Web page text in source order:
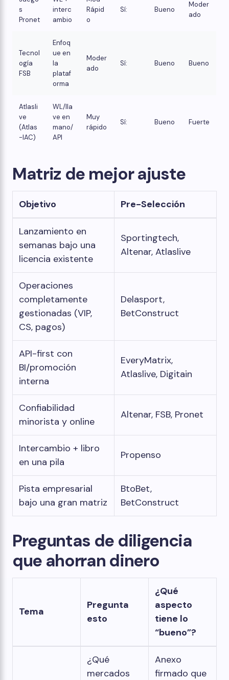
s
Pronet
interc
ambio
Rápid
o
Sí: Bueno
Moder
ado
Tecnol
ogía
FSB
Enfoq
ue en
la
plataf
orma
Moder
ado
Sí: Bueno Bueno
Atlasli
ve
(Atlas
-IAC)
WL/lla
ve en
mano/
API
Muy
rápido
Sí: Bueno Fuerte
Matriz de mejor ajuste
Objetivo Pre-Selección
Lanzamiento en
semanas bajo una
licencia existente
Sportingtech,
Altenar, Atlaslive
Operaciones
completamente
gestionadas (VIP,
CS, pagos)
Delasport,
BetConstruct
API-first con
BI/promoción
interna
EveryMatrix,
Atlaslive, Digitain
Confiabilidad
minorista y online
Altenar, FSB, Pronet
Intercambio + libro
en una pila
Propenso
Pista empresarial
bajo una gran matriz
BtoBet,
BetConstruct
Preguntas de diligencia
que ahorran dinero
Tema
Pregunta
esto
¿Qué
aspecto
tiene lo
“bueno”?
¿Qué
mercados
Anexo
firmado que